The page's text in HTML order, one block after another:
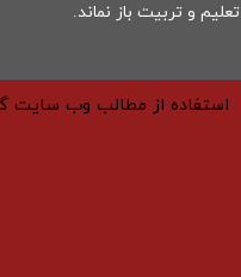
تعلیم و تربیت باز نماند.
استفاده از مطالب وب سایت